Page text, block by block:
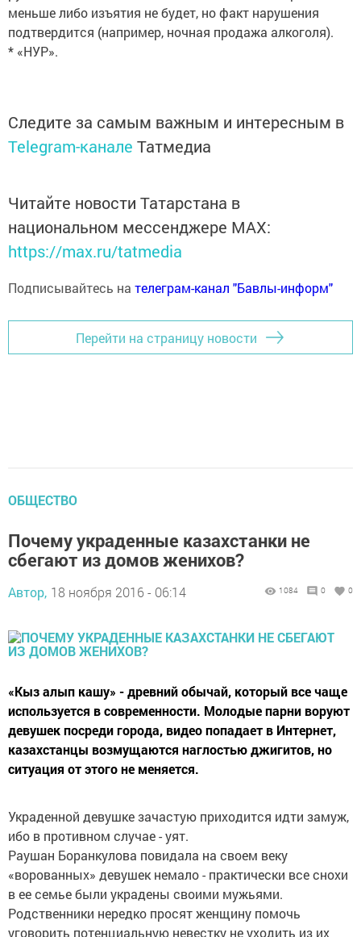
меньше либо изъятия не будет, но факт нарушения
подтвердится (например, ночная продажа алкоголя).
* «НУР».
Следите за самым важным и интересным в
Telegram-канале Татмедиа
Читайте новости Татарстана в
национальном мессенджере MАХ:
https://max.ru/tatmedia
Подписывайтесь на телеграм-канал "Бавлы-информ"
Перейти на страницу новости
ОБЩЕСТВО
Почему украденные казахстанки не
сбегают из домов женихов?
Автор, 18 ноября 2016 - 06:14 1084 0 0
«Кыз алып кашу» - древний обычай, который все чаще
используется в современности. Молодые парни воруют
девушек посреди города, видео попадает в Интернет,
казахстанцы возмущаются наглостью джигитов, но
ситуация от этого не меняется.
Украденной девушке зачастую приходится идти замуж,
ибо в противном случае - уят.
Раушан Боранкулова повидала на своем веку
«ворованных» девушек немало - практически все снохи
в ее семье были украдены своими мужьями.
Родственники нередко просят женщину помочь
уговорить потенциальную невестку не уходить из их